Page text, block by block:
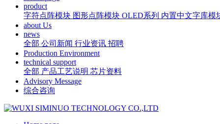
product
字符点阵模块 图形点阵模块 OLED系列 内置中文字库模
about Us
news
全部 公司新闻 行业资讯 招聘
Production Environment
technical support
全部 产品工艺说明 芯片资料
Advisory Message
综合咨询